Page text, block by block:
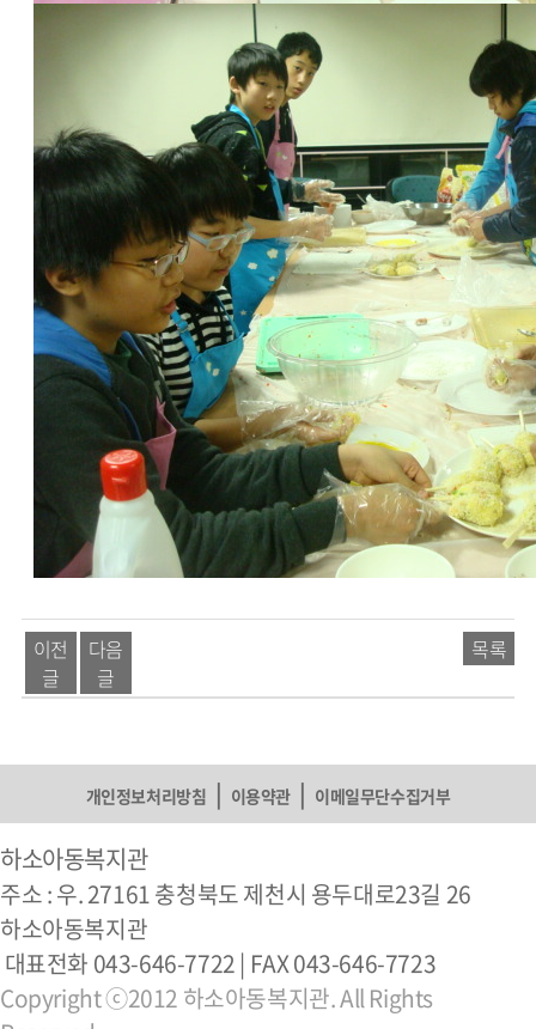
이전
글
다음
글
목록
개인정보처리방침 | 이용약관| 이메일무단수집거부
하소아동복지관
주소 : 우. 27161 충청북도 제천시 용두대로23길 26
하소아동복지관
대표전화 043-646-7722 | FAX 043-646-7723
Copyright ⓒ2012 하소아동복지관. All Rights